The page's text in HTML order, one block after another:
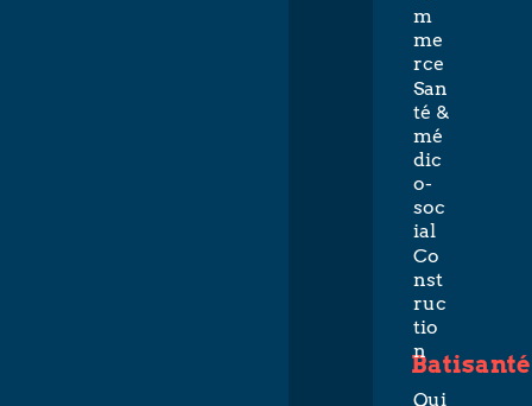
m
me
rce
San
té &
mé
dic
o-
soc
ial
Co
nst
ruc
tio
n
Batisanté
Qui